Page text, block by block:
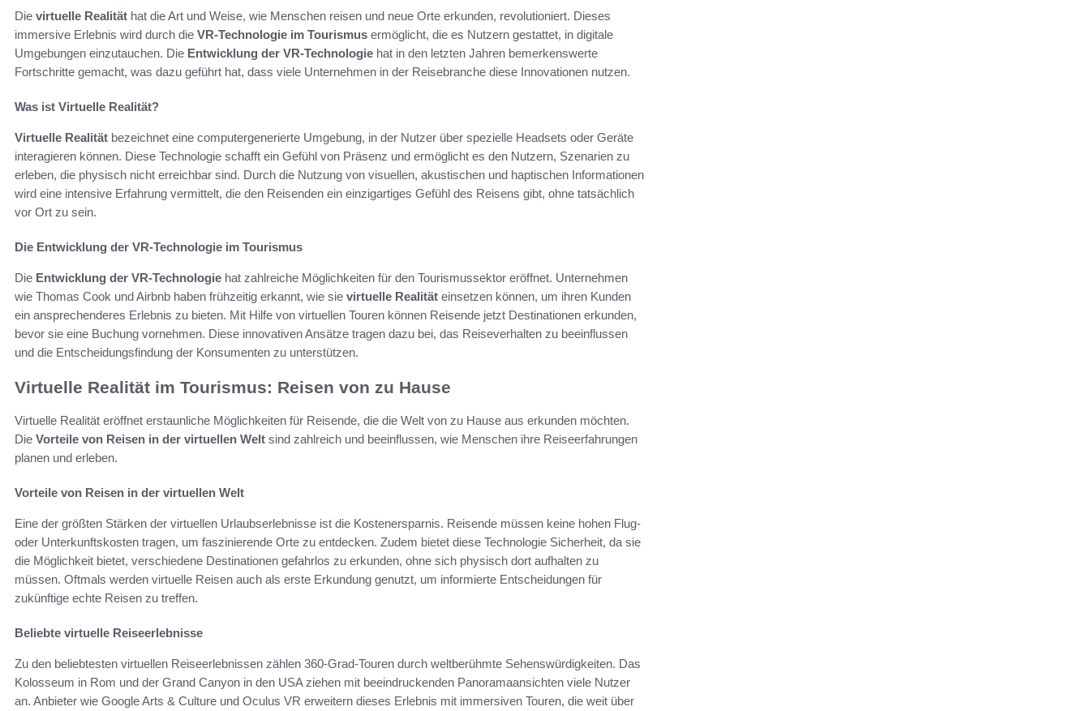
Die virtuelle Realität hat die Art und Weise, wie Menschen reisen und neue Orte erkunden, revolutioniert. Dieses
immersive Erlebnis wird durch die VR-Technologie im Tourismus ermöglicht, die es Nutzern gestattet, in digitale
Umgebungen einzutauchen. Die Entwicklung der VR-Technologie hat in den letzten Jahren bemerkenswerte
Fortschritte gemacht, was dazu geführt hat, dass viele Unternehmen in der Reisebranche diese Innovationen nutzen.
Was ist Virtuelle Realität?
Virtuelle Realität bezeichnet eine computergenerierte Umgebung, in der Nutzer über spezielle Headsets oder Geräte
interagieren können. Diese Technologie schafft ein Gefühl von Präsenz und ermöglicht es den Nutzern, Szenarien zu
erleben, die physisch nicht erreichbar sind. Durch die Nutzung von visuellen, akustischen und haptischen Informationen
wird eine intensive Erfahrung vermittelt, die den Reisenden ein einzigartiges Gefühl des Reisens gibt, ohne tatsächlich
vor Ort zu sein.
Die Entwicklung der VR-Technologie im Tourismus
Die Entwicklung der VR-Technologie hat zahlreiche Möglichkeiten für den Tourismussektor eröffnet. Unternehmen
wie Thomas Cook und Airbnb haben frühzeitig erkannt, wie sie virtuelle Realität einsetzen können, um ihren Kunden
ein ansprechenderes Erlebnis zu bieten. Mit Hilfe von virtuellen Touren können Reisende jetzt Destinationen erkunden,
bevor sie eine Buchung vornehmen. Diese innovativen Ansätze tragen dazu bei, das Reiseverhalten zu beeinflussen
und die Entscheidungsfindung der Konsumenten zu unterstützen.
Virtuelle Realität im Tourismus: Reisen von zu Hause
Virtuelle Realität eröffnet erstaunliche Möglichkeiten für Reisende, die die Welt von zu Hause aus erkunden möchten.
Die Vorteile von Reisen in der virtuellen Welt sind zahlreich und beeinflussen, wie Menschen ihre Reiseerfahrungen
planen und erleben.
Vorteile von Reisen in der virtuellen Welt
Eine der größten Stärken der virtuellen Urlaubserlebnisse ist die Kostenersparnis. Reisende müssen keine hohen Flug-
oder Unterkunftskosten tragen, um faszinierende Orte zu entdecken. Zudem bietet diese Technologie Sicherheit, da sie
die Möglichkeit bietet, verschiedene Destinationen gefahrlos zu erkunden, ohne sich physisch dort aufhalten zu
müssen. Oftmals werden virtuelle Reisen auch als erste Erkundung genutzt, um informierte Entscheidungen für
zukünftige echte Reisen zu treffen.
Beliebte virtuelle Reiseerlebnisse
Zu den beliebtesten virtuellen Reiseerlebnissen zählen 360-Grad-Touren durch weltberühmte Sehenswürdigkeiten. Das
Kolosseum in Rom und der Grand Canyon in den USA ziehen mit beeindruckenden Panoramaansichten viele Nutzer
an. Anbieter wie Google Arts & Culture und Oculus VR erweitern dieses Erlebnis mit immersiven Touren, die weit über